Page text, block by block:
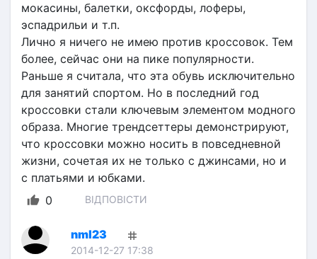
мокасины, балетки, оксфорды, лоферы,
эспадрильи и т.п.
Лично я ничего не имею против кроссовок. Тем
более, сейчас они на пике популярности.
Раньше я считала, что эта обувь исключительно
для занятий спортом. Но в последний год
кроссовки стали ключевым элементом модного
образа. Многие трендсеттеры демонстрируют,
что кроссовки можно носить в повседневной
жизни, сочетая их не только с джинсами, но и
с платьями и юбками.
0
ВІДПОВІСТИ
nml23
2014-12-27 17:38